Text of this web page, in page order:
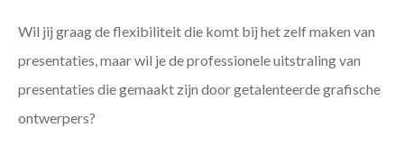
Wil jij graag de flexibiliteit die komt bij het zelf maken van
presentaties, maar wil je de professionele uitstraling van
presentaties die gemaakt zijn door getalenteerde grafische
ontwerpers?